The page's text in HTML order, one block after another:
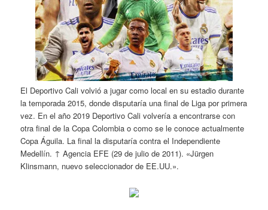
El Deportivo Cali volvió a jugar como local en su estadio durante
la temporada 2015, donde disputaría una final de Liga por primera
vez. En el año 2019 Deportivo Cali volvería a encontrarse con
otra final de la Copa Colombia o como se le conoce actualmente
Copa Águila. La final la disputaría contra el Independiente
Medellín. ↑ Agencia EFE (29 de julio de 2011). «Jürgen
Klinsmann, nuevo seleccionador de EE.UU.».